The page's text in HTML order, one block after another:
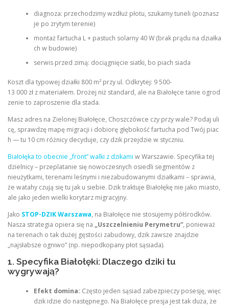
diagnoza: przechodzimy wzdłuż płotu, szukamy tuneli (poznasz
je po zrytym terenie)
montaż fartucha L + pastuch solarny 40 W (brak prądu na działka
ch w budowie)
serwis przed zimą: dociągnięcie siatki, bo piach siada
Koszt dla typowej działki 800 m² przy ul. Odkrytej: 9 500-
13 000 zł z materiałem. Drożej niż standard, ale na Białołęce tanie ogrod
zenie to zaproszenie dla stada.
Masz adres na Zielonej Białołęce, Choszczówce czy przy wale? Podaj uli
cę, sprawdzę mapę migracji i dobiorę głębokość fartucha pod Twój piac
h — tu 10 cm różnicy decyduje, czy dzik przejdzie w styczniu.
Białołęka to obecnie „front” walki z dzikami w Warszawie. Specyfika tej
dzielnicy – przeplatanie się nowoczesnych osiedli segmentów z
nieużytkami, terenami leśnymi i niezabudowanymi działkami – sprawia,
że watahy czują się tu jak u siebie. Dzik traktuje Białołękę nie jako miasto,
ale jako jeden wielki korytarz migracyjny.
Jako STOP-DZIK Warszawa, na Białołęce nie stosujemy półśrodków.
Nasza strategia opiera się na „Uszczelnieniu Perymetru”, ponieważ
na terenach o tak dużej gęstości zabudowy, dzik zawsze znajdzie
„najsłabsze ogniwo” (np. niepodkopany płot sąsiada).
1. Specyfika Białołęki: Dlaczego dziki tu
wygrywają?
Efekt domina: Często jeden sąsiad zabezpieczy posesję, więc
dzik idzie do następnego. Na Białołęce presja jest tak duża, że